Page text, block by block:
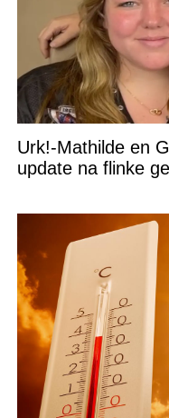
Urk!-Mathilde en
update na flinke